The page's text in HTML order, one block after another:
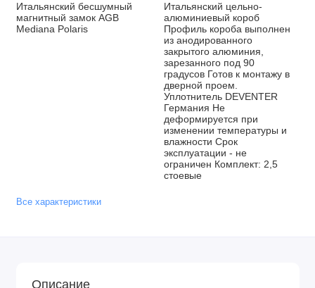
Итальянский бесшумный
магнитный замок AGB
Mediana Polaris
Итальянский цельно-
алюминиевый короб
Профиль короба выполнен
из анодированного
закрытого алюминия,
зарезанного под 90
градусов Готов к монтажу в
дверной проем.
Уплотнитель DEVENTER
Германия Не
деформируется при
изменении температуры и
влажности Срок
эксплуатации - не
ограничен Комплект: 2,5
стоевые
Все характеристики
Описание